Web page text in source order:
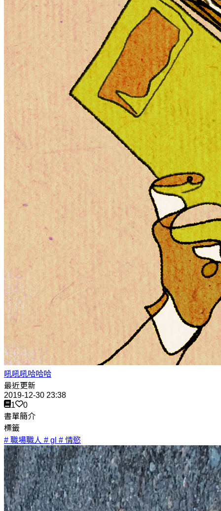
吼吼吼哈哈哈
最近更新
2019-12-30 23:38
1
0
書單簡介
標籤
# 職場職人 # gl # 情慾